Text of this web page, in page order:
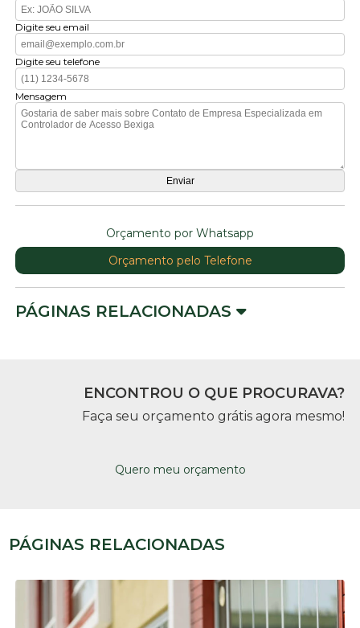
Digite seu email
Digite seu telefone
Mensagem
Orçamento por Whatsapp
Orçamento pelo Telefone
PÁGINAS RELACIONADAS
ENCONTROU O QUE PROCURAVA?
Faça seu orçamento grátis agora mesmo!
Quero meu orçamento
PÁGINAS RELACIONADAS